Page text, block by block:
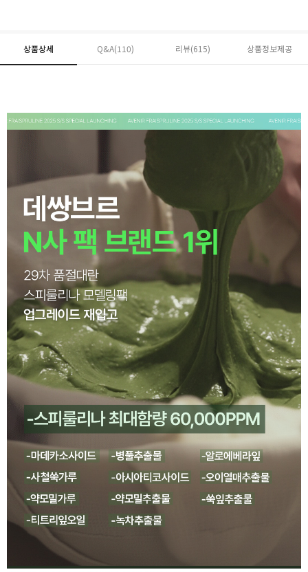
페이코 ID로 페
PAYCO 바로구매
상품상세 Q&A(110) 리뷰(615) 상품정보제공